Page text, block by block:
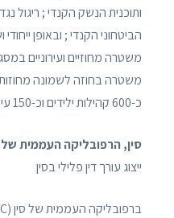
ותוכנית הנשק הקנדי ; ריגול
הביטחוני הקנדי ; ובאופן
משטרה בחוזה לשמונה
כ-600 קהילות ילידים וכ-150 עיריות ישירות.
סין, הרפובליקה העממית של
ייצוג עורך דין פלילי בסין